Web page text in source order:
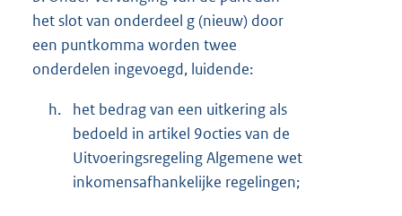
het slot van onderdeel g (nieuw) door
een puntkomma worden twee
onderdelen ingevoegd, luidende:
h.
het bedrag van een uitkering als
bedoeld in artikel 9octies van de
Uitvoeringsregeling Algemene wet
inkomensafhankelijke regelingen;